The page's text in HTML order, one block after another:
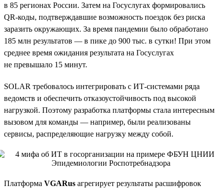
в 85 регионах России. Затем на Госуслугах формировались
QR-коды, подтверждавшие возможность поездок без риска
заразить окружающих. За время пандемии было обработано
185 млн результатов — в пике до 900 тыс. в сутки! При этом
среднее время ожидания результата на Госуслугах
не превышало 15 минут.
SOLAR требовалось интегрировать с ИТ-системами ряда
ведомств и обеспечить отказоустойчивость под высокой
нагрузкой. Поэтому разработка платформы стала интересным
вызовом для команды — например, были реализованы
сервисы, распределяющие нагрузку между собой.
Платформа VGARus агрегирует результаты расшифровок